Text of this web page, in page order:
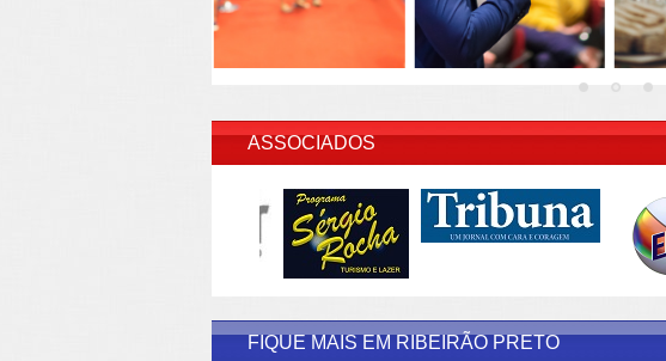
ASSOCIADOS
FIQUE MAIS EM RIBEIRÃO PRETO